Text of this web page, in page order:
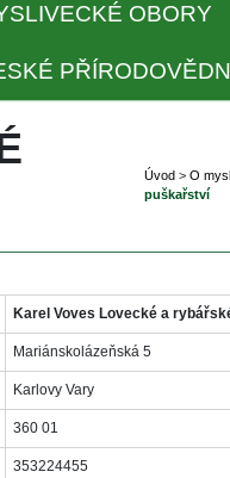
OBORY
Úvod > O
puškařství
Karel Voves Lovecké a
Mariánskolázeňská 5
Karlovy Vary
360 01
353224455